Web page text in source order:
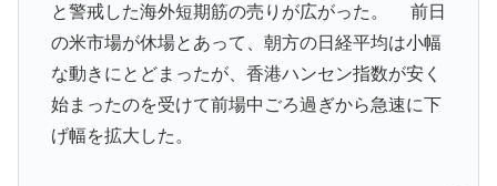
と警戒した海外短期筋の売りが広がった。 前日
の米市場が休場とあって、朝方の日経平均は小幅
な動きにとどまったが、香港ハンセン指数が安く
始まったのを受けて前場中ごろ過ぎから急速に下
げ幅を拡大した。